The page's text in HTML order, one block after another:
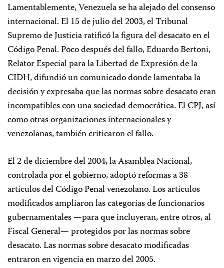
Lamentablemente, Venezuela se ha alejado del consenso
internacional. El 15 de julio del 2003, el Tribunal
Supremo de Justicia ratificó la figura del desacato en el
Código Penal. Poco después del fallo, Eduardo Bertoni,
Relator Especial para la Libertad de Expresión de la
CIDH, difundió un comunicado donde lamentaba la
decisión y expresaba que las normas sobre desacato eran
incompatibles con una sociedad democrática. El CPJ, así
como otras organizaciones internacionales y
venezolanas, también criticaron el fallo.
El 2 de diciembre del 2004, la Asamblea Nacional,
controlada por el gobierno, adoptó reformas a 38
artículos del Código Penal venezolano. Los artículos
modificados ampliaron las categorías de funcionarios
gubernamentales —para que incluyeran, entre otros, al
Fiscal General— protegidos por las normas sobre
desacato. Las normas sobre desacato modificadas
entraron en vigencia en marzo del 2005.